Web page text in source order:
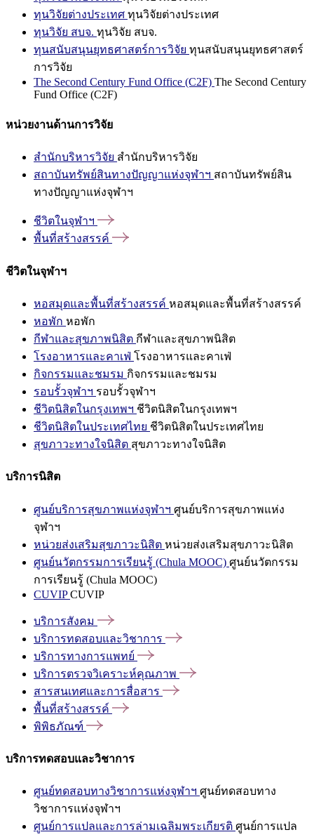
ทุนวิจัยต่างประเทศ ทุนวิจัยต่างประเทศ
ทุนวิจัย สบจ. ทุนวิจัย สบจ.
ทุนสนับสนุนยุทธศาสตร์การวิจัย ทุนสนับสนุนยุทธศาสตร์
การวิจัย
The Second Century Fund Office (C2F) The Second Century
Fund Office (C2F)
หน่วยงานด้านการวิจัย
สำนักบริหารวิจัย สำนักบริหารวิจัย
สถาบันทรัพย์สินทางปัญญาแห่งจุฬาฯ สถาบันทรัพย์สิน
ทางปัญญาแห่งจุฬาฯ
ชีวิตในจุฬาฯ
พื้นที่สร้างสรรค์
ชีวิตในจุฬาฯ
หอสมุดและพื้นที่สร้างสรรค์ หอสมุดและพื้นที่สร้างสรรค์
หอพัก หอพัก
กีฬาและสุขภาพนิสิต กีฬาและสุขภาพนิสิต
โรงอาหารและคาเฟ่ โรงอาหารและคาเฟ่
กิจกรรมและชมรม กิจกรรมและชมรม
รอบรั้วจุฬาฯ รอบรั้วจุฬาฯ
ชีวิตนิสิตในกรุงเทพฯ ชีวิตนิสิตในกรุงเทพฯ
ชีวิตนิสิตในประเทศไทย ชีวิตนิสิตในประเทศไทย
สุขภาวะทางใจนิสิต สุขภาวะทางใจนิสิต
บริการนิสิต
ศูนย์บริการสุขภาพแห่งจุฬาฯ ศูนย์บริการสุขภาพแห่ง
จุฬาฯ
หน่วยส่งเสริมสุขภาวะนิสิต หน่วยส่งเสริมสุขภาวะนิสิต
ศูนย์นวัตกรรมการเรียนรู้ (Chula MOOC) ศูนย์นวัตกรรม
การเรียนรู้ (Chula MOOC)
CUVIPCUVIP
บริการสังคม
บริการทดสอบและวิชาการ
บริการทางการแพทย์
บริการตรวจวิเคราะห์คุณภาพ
สารสนเทศและการสื่อสาร
พื้นที่สร้างสรรค์
พิพิธภัณฑ์
บริการทดสอบและวิชาการ
ศูนย์ทดสอบทางวิชาการแห่งจุฬาฯ ศูนย์ทดสอบทาง
วิชาการแห่งจุฬาฯ
ศูนย์การแปลและการล่ามเฉลิมพระเกียรติ ศูนย์การแปล